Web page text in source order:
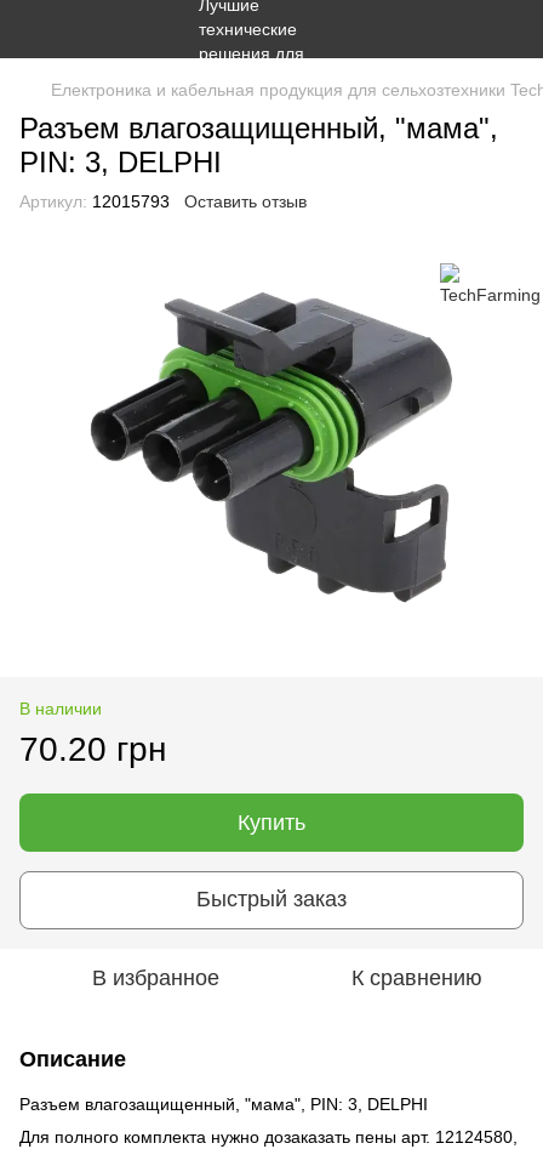
Електроника и кабельная продукция для сельхозтехники
Разъем влагозащищенный, "мама",
PIN: 3, DELPHI
Артикул: 12015793 Оставить отзыв
В наличии
70.20 грн
Купить
Быстрый заказ
В избранное К сравнению
Описание
Разъем влагозащищенный, "мама", PIN: 3, DELPHI
Для полного комплекта нужно дозаказать пены арт. 12124580,